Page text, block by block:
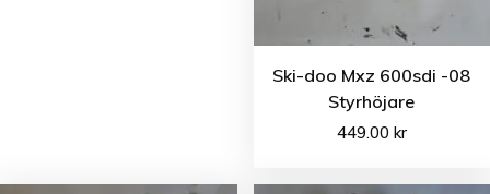
Ski-doo Mxz 600sdi -08
Styrhöjare
449.00 kr